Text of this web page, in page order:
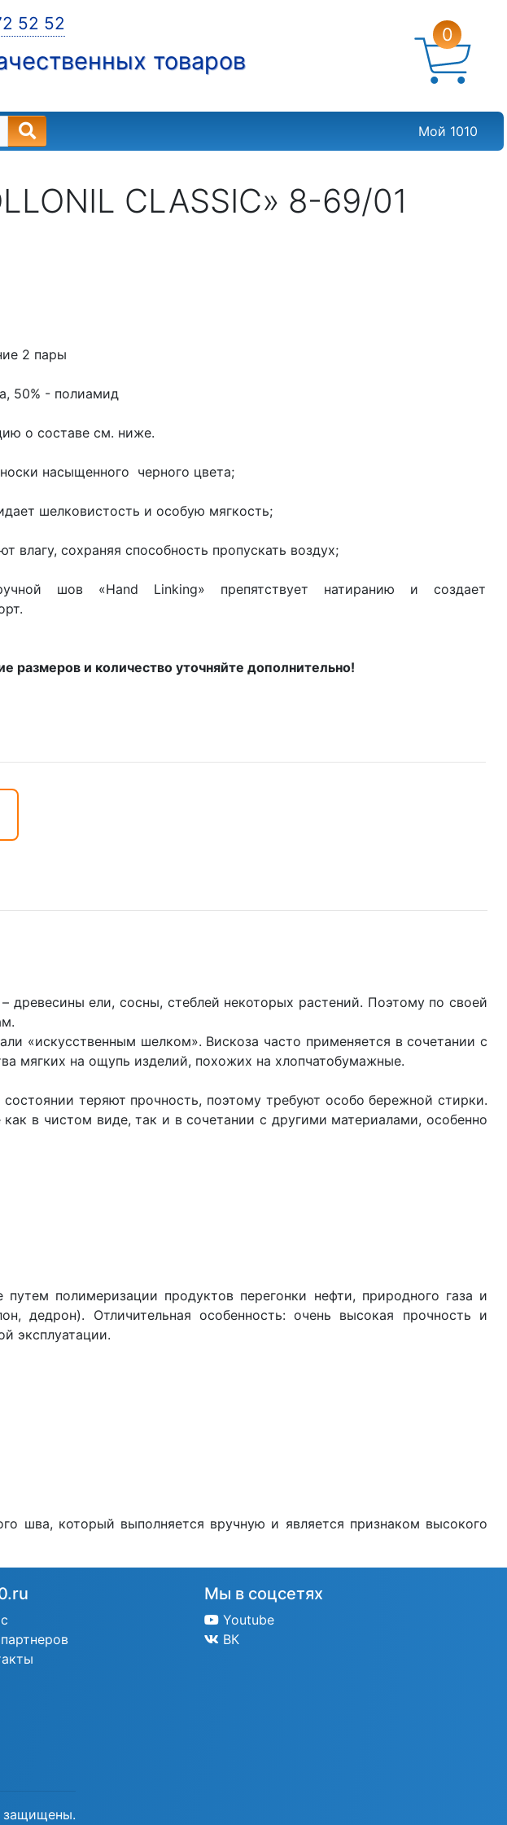
52 52
товаров
0
Мой 1010
CLASSIC» 8-69/01
2 пары
50% - полиамид
о составе см. ниже.
насыщенного черного цвета;
шелковистость и особую мягкость;
влагу, сохраняя способность пропускать воздух;
шов «Hand Linking» препятствует натиранию и создает
и количество уточняйте дополнительно!
ели, сосны, стеблей некоторых растений. Поэтому по своей
«искусственным шелком». Вискоза часто применяется в сочетании с
мягких на ощупь изделий, похожих на хлопчатобумажные.
теряют прочность, поэтому требуют особо бережной стирки.
в чистом виде, так и в сочетании с другими материалами, особенно
путем полимеризации продуктов перегонки нефти, природного газа и
дедрон). Отличительная особенность: очень высокая прочность и
эксплуатации.
шва, который выполняется вручную и является признаком высокого
Мы в соцсетях
Youtube
ВК
защищены.